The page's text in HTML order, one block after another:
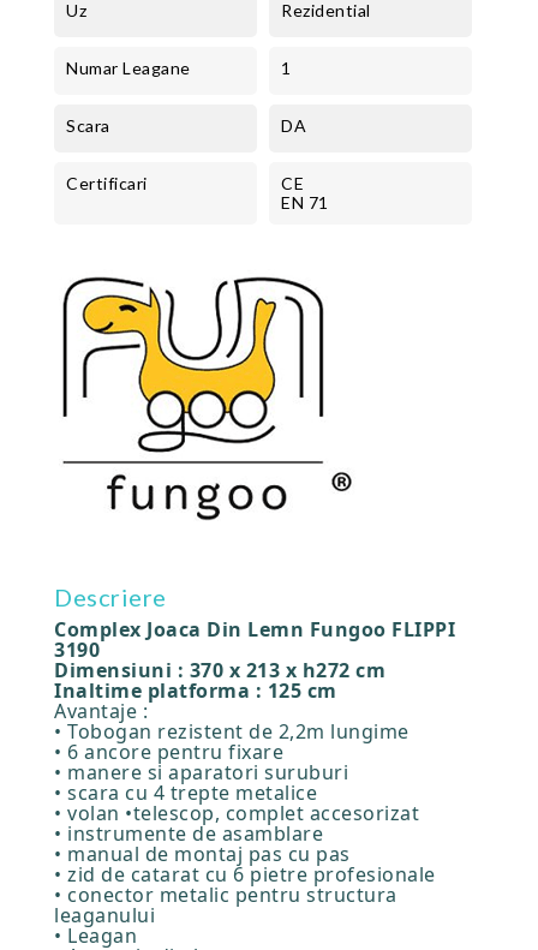
Uz Rezidential
Numar Leagane 1
Scara DA
Certificari
CE
EN 71
Descriere
Complex Joaca Din Lemn Fungoo FLIPPI
3190
Dimensiuni : 370 x 213 x h272 cm
Inaltime platforma : 125 cm
Avantaje :
• Tobogan rezistent de 2,2m lungime
• 6 ancore pentru fixare
• manere si aparatori suruburi
• scara cu 4 trepte metalice
• volan •telescop, complet accesorizat
• instrumente de asamblare
• manual de montaj pas cu pas
• zid de catarat cu 6 pietre profesionale
• conector metalic pentru structura
leaganului
• Leagan